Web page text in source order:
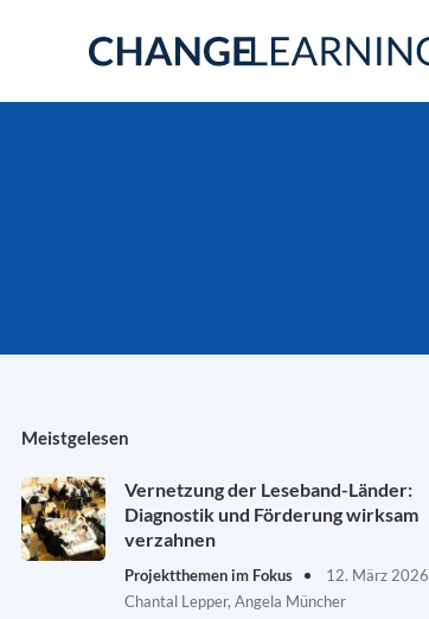
Meistgelesen
Vernetzung der Leseband-Länder:
Diagnostik und Förderung wirksam
verzahnen
Projektthemen im Fokus
12. März 2026
Chantal Lepper, Angela Müncher